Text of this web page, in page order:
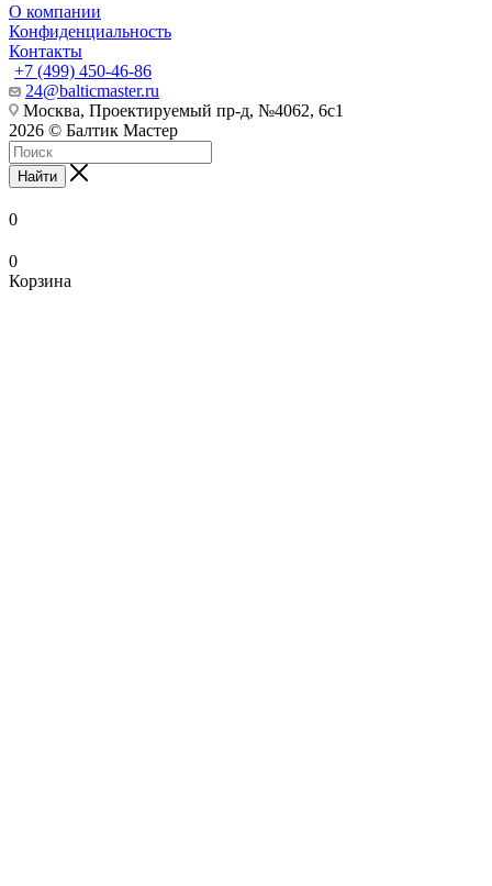
О компании
Конфиденциальность
Контакты
+7 (499) 450-46-86
24@balticmaster.ru
Москва, Проектируемый пр-д, №4062, 6с1
2026 © Балтик Мастер
Найти
0
0
Корзина